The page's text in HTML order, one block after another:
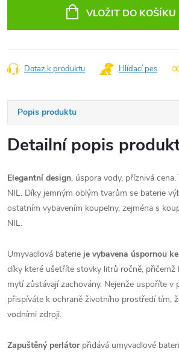
VLOŽIT DO KOŠÍKU
Dotaz k produktu Hlídací pes
Popis produktu
Detailní popis
Elegantní design, úspora vody, příznivá
NIL. Díky jemným oblým tvarům se baterie
ostatním vybavením koupelny, zejména s
NIL.
Umyvadlová baterie je vybavena úspornou
díky které ušetříte stovky litrů ročně,
mytí zůstávají zachovány. Nejenže uspoříte v
přispíváte k ochraně životního prostředí tím,
vodními zdroji.
Zapuštěný perlátorpřidává umyvadlové